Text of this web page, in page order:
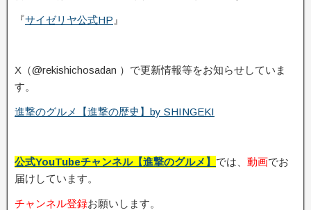
『サイゼリヤ公式HP 』
X（@rekishichosadan ）で更新情報等をお知らせしていま
す。
進撃のグルメ【進撃の歴史】by SHINGEKI
公式YouTubeチャンネル【進撃のグルメ】 では、 動画でお
届けしています。
チャンネル登録お願いします。